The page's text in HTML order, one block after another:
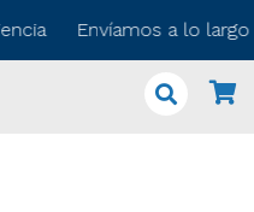
Envíamos a lo